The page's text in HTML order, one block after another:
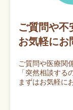
ご質問や不
お気軽にお
ご質問や医療関
「突然相談する
まずはお気軽に